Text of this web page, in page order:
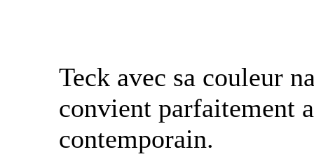
Teck avec sa couleur
convient parfaitement
contemporain.